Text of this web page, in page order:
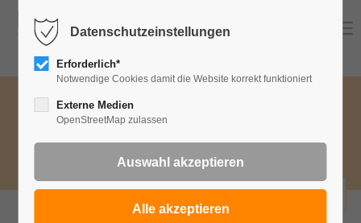
Speisekategorie wählen
Datenschutzeinstellungen
Erforderlich*
Notwendige Cookies damit die Website korrekt funktioniert
Externe Medien
OpenStreetMap zulassen